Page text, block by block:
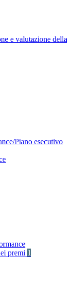
e valutazione della
Piano esecutivo
premi 1